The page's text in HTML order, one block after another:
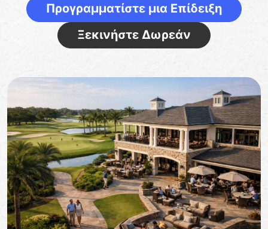
Προγραμματίστε μια Επίδειξη
Ξεκινήστε Δωρεάν